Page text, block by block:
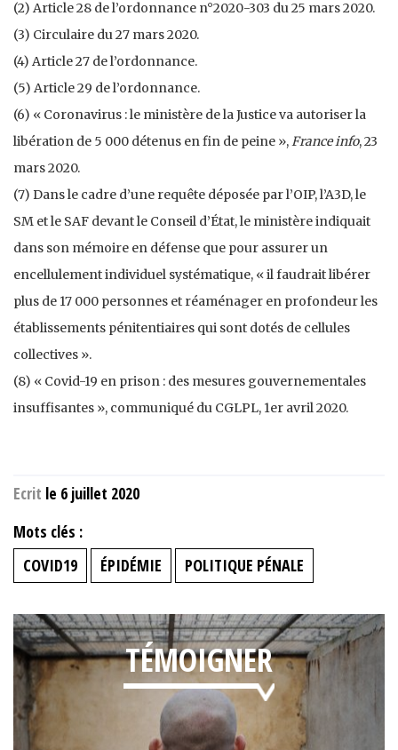
(2) Article 28 de l’ordonnance n°2020-303 du 25 mars 2020.
(3) Circulaire du 27 mars 2020.
(4) Article 27 de l’ordonnance.
(5) Article 29 de l’ordonnance.
(6) « Coronavirus : le ministère de la Justice va autoriser la
libération de 5 000 détenus en fin de peine », France info, 23
mars 2020.
(7) Dans le cadre d’une requête déposée par l’OIP, l’A3D, le
SM et le SAF devant le Conseil d’État, le ministère indiquait
dans son mémoire en défense que pour assurer un
encellulement individuel systématique, « il faudrait libérer
plus de 17 000 personnes et réaménager en profondeur les
établissements pénitentiaires qui sont dotés de cellules
collectives ».
(8) « Covid-19 en prison : des mesures gouvernementales
insuffisantes », communiqué du CGLPL, 1er avril 2020.
Ecrit le 6 juillet 2020
Mots clés :
COVID19
ÉPIDÉMIE POLITIQUE PÉNALE
TÉMOIGNER